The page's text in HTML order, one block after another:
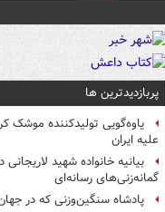
پربازدیدترین ها
یاوه‌گویی تولیدکننده موشک
علیه ایران
بیانیه خانواده شهید لاریجانی
گمانه‌زنی‌های رسانه‌ای
پادشاه سنگین‌وزنی که در